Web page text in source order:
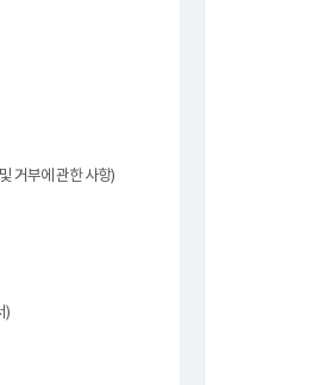
거부에 관한 사항)
)